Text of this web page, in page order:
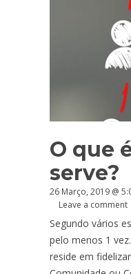
O que
serve?
26 Março, 2019 @
Leave a comment
Segundo vários
pelo menos 1
reside em